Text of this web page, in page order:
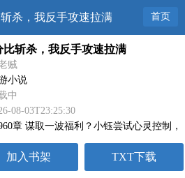
杀，我反手攻速拉满 首页
比斩杀，我反手攻速拉满
贼
小说
中
08-03T23:25:30
章 谋取一波福利？小钰尝试心灵控制，
住了！
加入书架 TXT下载